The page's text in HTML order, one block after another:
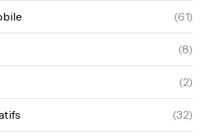
(61)
(8)
(2)
(32)